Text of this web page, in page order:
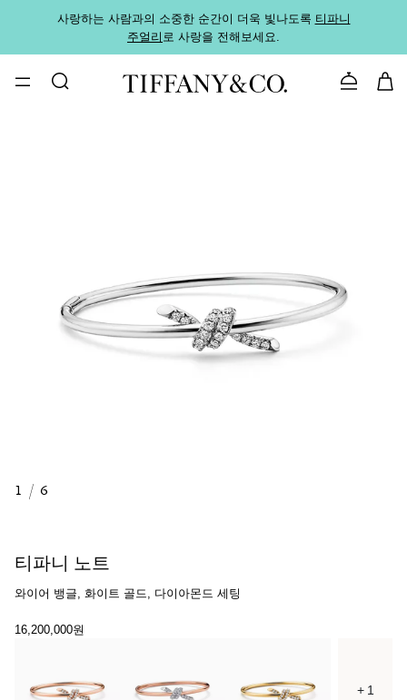
사랑하는 사람과의 소중한 순간이 더욱 빛나도록 티파니
주얼리로 사랑을 전해보세요.
문의하기
1 / 6
티파니 노트
와이어 뱅글, 화이트 골드, 다이아몬드 세팅
16,200,000원
+ 1